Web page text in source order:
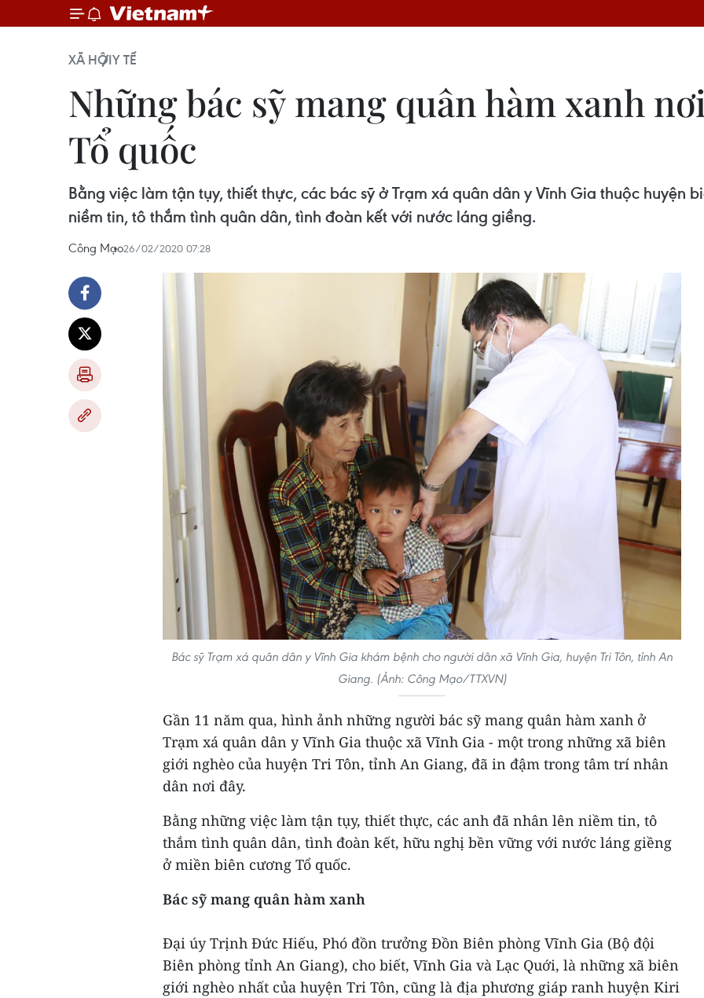
XÃ HỘIY TẾ
Những bác sỹ mang quân hàm xanh
Tổ quốc
Bằng việc làm tận tụy, thiết thực, các bác sỹ ở Trạm xá quân dân y Vĩnh Gia thuộc huyện
niềm tin, tô thắm tình quân dân, tình đoàn kết với nước láng giềng.
Công Mạo26/02/2020 07:28
Bác sỹ Trạm xá quân dân y Vĩnh Gia khám bệnh cho người dân xã Vĩnh Gia, huyện Tri Tôn, tỉnh An
Giang. (Ảnh: Công Mạo/TTXVN)
Gần 11 năm qua, hình ảnh những người bác sỹ mang quân hàm xanh ở
Trạm xá quân dân y Vĩnh Gia thuộc xã Vĩnh Gia - một trong những xã biên
giới nghèo của huyện Tri Tôn, tỉnh An Giang, đã in đậm trong tâm trí nhân
dân nơi đây.
Bằng những việc làm tận tụy, thiết thực, các anh đã nhân lên niềm tin, tô
thắm tình quân dân, tình đoàn kết, hữu nghị bền vững với nước láng giềng
ở miền biên cương Tổ quốc.
Bác sỹ mang quân hàm xanh
Đại úy Trịnh Đức Hiếu, Phó đồn trưởng Đồn Biên phòng Vĩnh Gia (Bộ đội
Biên phòng tỉnh An Giang), cho biết, Vĩnh Gia và Lạc Quới, là những xã biên
giới nghèo nhất của huyện Tri Tôn, cũng là địa phương giáp ranh huyện Kiri